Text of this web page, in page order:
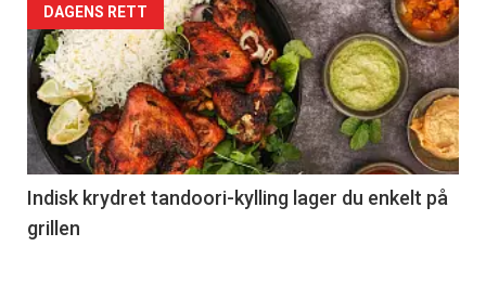
DAGENS RETT
Indisk krydret tandoori-kylling lager du enkelt på
grillen